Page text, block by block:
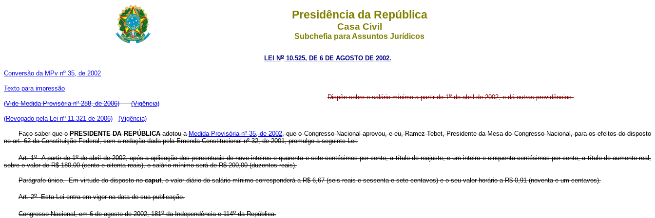
Presidência da República
Casa Civil
Subchefia para Assuntos Jurídicos
LEI No10.525, DE 6 DE AGOSTO DE 2002.
Conversão da MPv nº 35, de 2002
Texto para impressão
(Vide Medida Provisória nº 288, de 2006) (Vigência)
(Revogado pela Lei nº 11.321 de 2006) (Vigência)
Dispõe sobre o salário mínimo a partir de 1ode abril de 2002, e dá outras providências.
Faço saber que oPRESIDENTE DA REPÚBLICAadotou aMedida Provisória nº 35, de 2002, que o Congresso Nacional aprovou, e eu, Ramez Tebet, Presidente da Mesa do Congresso Nacional, para os efeitos do disposto
no art. 62 da Constituição Federal, com a redação dada pela Emenda Constitucional nº 32, de 2001, promulgo a seguinte Lei:
Art. 1oA partir de 1ode abril de 2002, após a aplicação dos percentuais de nove inteiros e quarenta e sete centésimos por cento, a título de reajuste, e um inteiro e cinquenta centésimos por cento, a título de aumento real,
sobre o valor de R$ 180,00 (cento e oitenta reais), o salário mínimo será de R$ 200,00 (duzentos reais).
Parágrafo único. Em virtude do disposto nocaput, o valor diário do salário mínimo corresponderá a R$ 6,67 (seis reais e sessenta e sete centavos) e o seu valor horário a R$ 0,91 (noventa e um centavos).
Art. 2oEsta Lei entra em vigor na data de sua publicação.
Congresso Nacional, em 6 de agosto de 2002; 181oda Independência e 114oda República.